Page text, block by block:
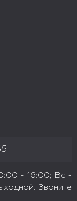
- 16:00; Вс -
Звоните